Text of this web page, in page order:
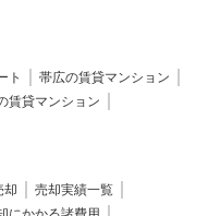
ト
帯広の賃貸マンション
賃貸マンション
却
売却実績一覧